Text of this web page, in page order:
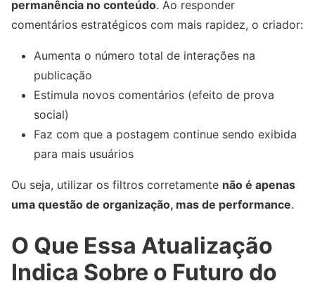
permanência no conteúdo. Ao responder
comentários estratégicos com mais rapidez, o criador:
Aumenta o número total de interações na
publicação
Estimula novos comentários (efeito de prova
social)
Faz com que a postagem continue sendo exibida
para mais usuários
Ou seja, utilizar os filtros corretamente não é apenas
uma questão de organização, mas de performance.
O Que Essa Atualização
Indica Sobre o Futuro do